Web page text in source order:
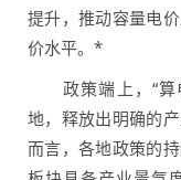
提升，推动容量电
价水平。*
政策端上，“算
地，释放出明确的
而言，各地政策的